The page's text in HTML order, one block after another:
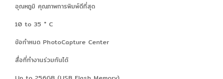
อุณหภูมิ คุณภาพการพิมพ์ดีที่สุด
10 to 35 ° C
ข้อกำหนด PhotoCapture Center
สื่อที่ทำงานร่วมกันได้